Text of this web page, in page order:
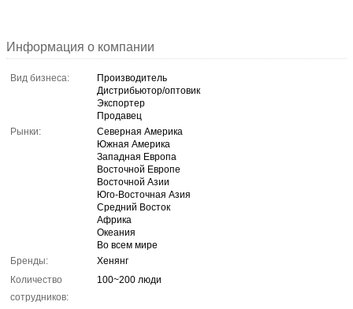
Информация о компании
Вид бизнеса:
Производитель
Дистрибьютор/оптовик
Экспортер
Продавец
Рынки:
Северная Америка
Южная Америка
Западная Европа
Восточной Европе
Восточной Азии
Юго-Восточная Азия
Средний Восток
Африка
Океания
Во всем мире
Бренды:
Хенянг
Количество
сотрудников:
100~200 люди